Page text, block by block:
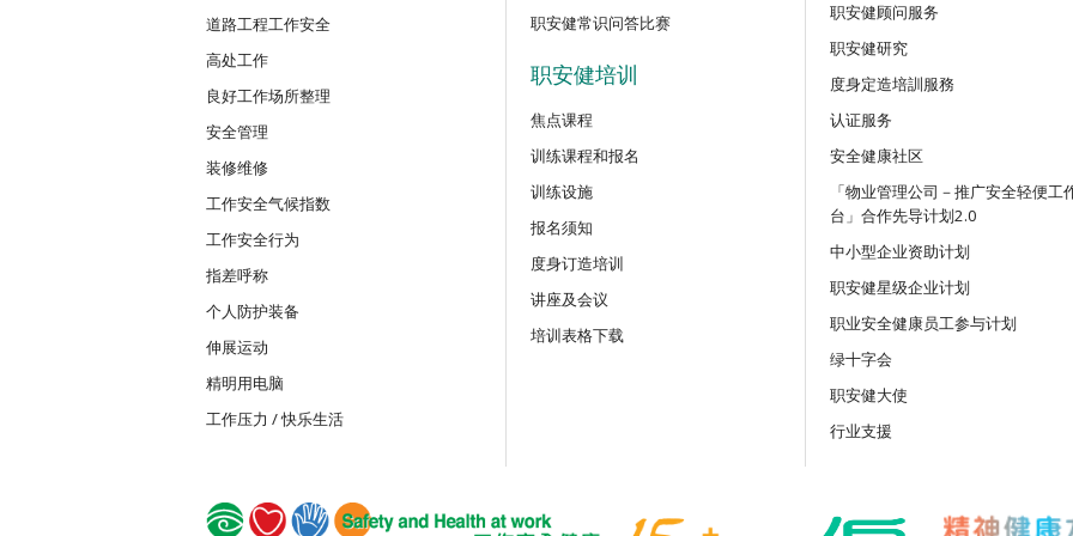
道路工程工作安全
高处工作
良好工作场所整理
安全管理
装修维修
工作安全气候指数
工作安全行为
指差呼称
个人防护装备
伸展运动
精明用电脑
工作压力 / 快乐生活
职安健常识问答比赛
职安健培训
焦点课程
训练课程和报名
训练设施
报名须知
度身订造培训
讲座及会议
培训表格下载
职安健顾问服务
职安健研究
度身定造培訓服務
认证服务
安全健康社区
「物业管理公司－推广安全轻便工
台」合作先导计划2.0
中小型企业资助计划
职安健星级企业计划
职业安全健康员工参与计划
绿十字会
职安健大使
行业支援